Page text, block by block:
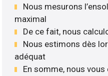
Nous mesurons
maximal
De ce fait, nous
Nous estimons dès
adéquat
En somme, nous